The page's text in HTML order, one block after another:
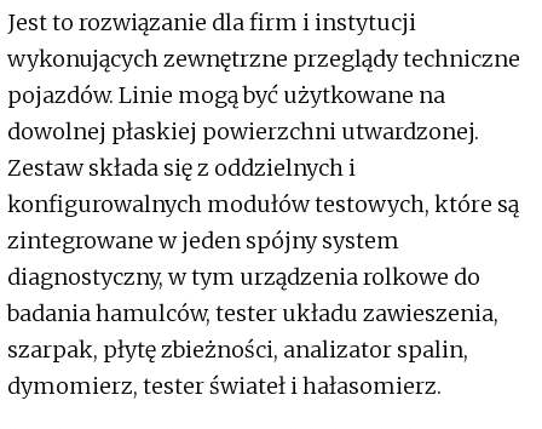
Jest to rozwiązanie dla firm i instytucji
wykonujących zewnętrzne przeglądy techniczne
pojazdów. Linie mogą być użytkowane na
dowolnej płaskiej powierzchni utwardzonej.
Zestaw składa się z oddzielnych i
konfigurowalnych modułów testowych, które są
zintegrowane w jeden spójny system
diagnostyczny, w tym urządzenia rolkowe do
badania hamulców, tester układu zawieszenia,
szarpak, płytę zbieżności, analizator spalin,
dymomierz, tester świateł i hałasomierz.